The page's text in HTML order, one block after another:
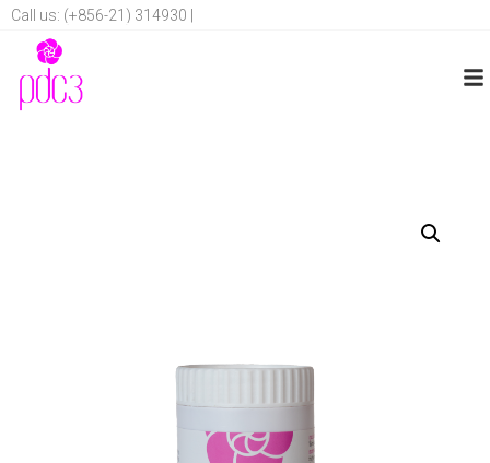
Call us: (+856-21) 314930 |